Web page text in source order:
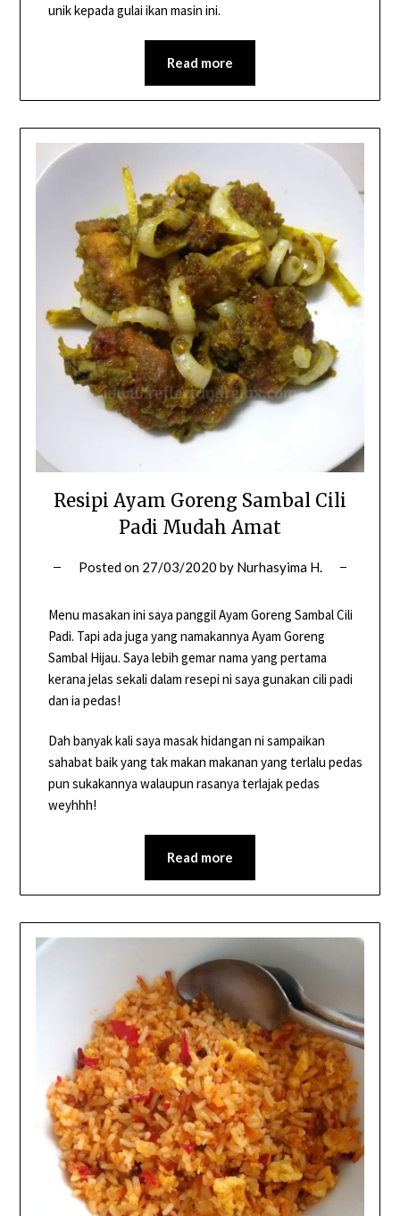
unik kepada gulai ikan masin ini.
Read more
Resipi Ayam Goreng Sambal Cili
Padi Mudah Amat
Posted on 27/03/2020 by Nurhasyima H.
Menu masakan ini saya panggil Ayam Goreng Sambal Cili
Padi. Tapi ada juga yang namakannya Ayam Goreng
Sambal Hijau. Saya lebih gemar nama yang pertama
kerana jelas sekali dalam resepi ni saya gunakan cili padi
dan ia pedas!
Dah banyak kali saya masak hidangan ni sampaikan
sahabat baik yang tak makan makanan yang terlalu pedas
pun sukakannya walaupun rasanya terlajak pedas
weyhhh!
Read more